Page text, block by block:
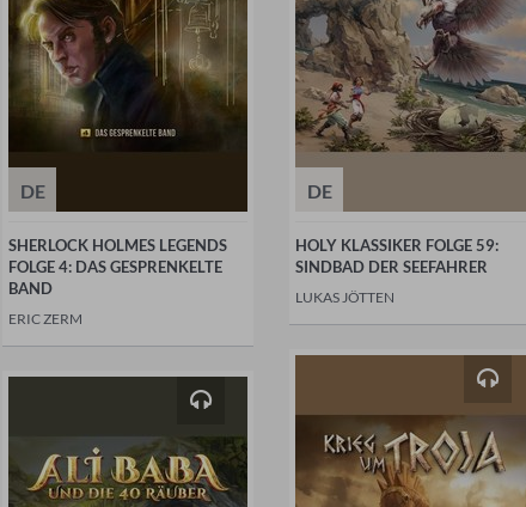
DE
SHERLOCK HOLMES LEGENDS
FOLGE 4: DAS GESPRENKELTE
BAND
ERIC ZERM
DE
HOLY KLASSIKER FOLGE 59:
SINDBAD DER SEEFAHRER
LUKAS JÖTTEN